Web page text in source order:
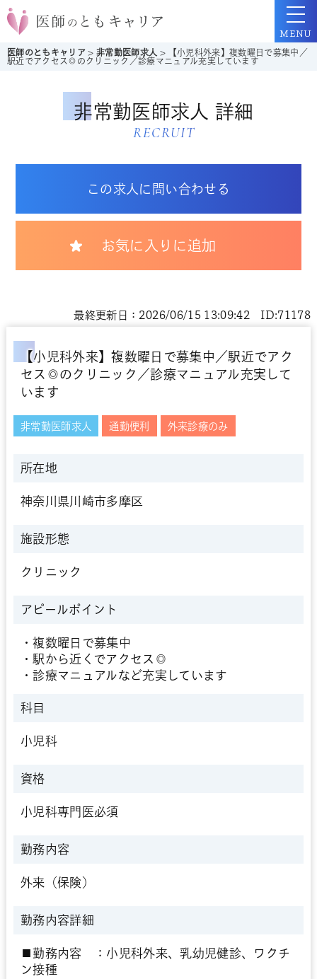
医師のともキャリア >非常勤医師求人 >
【小児科外来】複数曜日で募集中／
駅近でアクセス◎のクリニック／診療マニュアル充実しています
MENU
非常勤医師求人 詳細
RECRUIT
この求人に問い合わせる
お気に入りに追加
【小児科外来】複数曜日で募集中／駅近でアク
セス◎のクリニック／診療マニュアル充実して
います
最終更新日：2026/06/15 13:09:42 ID:71178
非常勤医師求人 通勤便利 外来診療のみ
所在地
神奈川県川崎市多摩区
施設形態
クリニック
アピールポイント
・複数曜日で募集中
・駅から近くでアクセス◎
・診療マニュアルなど充実しています
科目
小児科
資格
小児科専門医必須
勤務内容
外来（保険）
勤務内容詳細
■勤務内容 ：小児科外来、乳幼児健診、ワクチ
ン接種